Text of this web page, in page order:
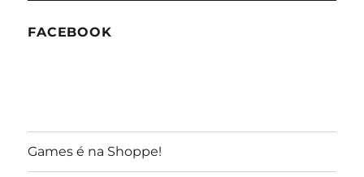
FACEBOOK
Games é na Shoppe!